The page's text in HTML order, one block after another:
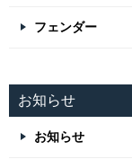
フェンダー
お知らせ
お知らせ